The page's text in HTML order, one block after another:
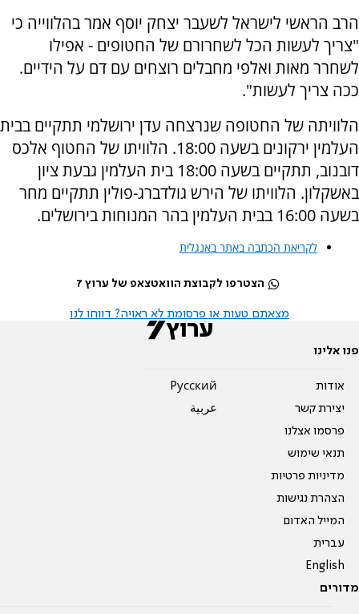
הרב הראשי לישראל לשעבר יצחק יוסף אמר בהלווייה כי
"צריך לעשות הכל לשחרורם של החטופים - אפילו
לשחרר מאות ואלפי מחבלים רוצחים עם דם על הידיים.
ככה צריך לעשות".
הלוויתה של החטופה שנרצחה עדן ירושלמי תתקיים בבית
העלמין ירקונים בשעה 18:00. הלוויתו של החטוף אלכס
דובנוב, תתקיים בשעה 18:00 בית העלמין גבעת ציון
באשקלון. הלוויתו של הירש גולדברג-פולין תתקיים מחר
בשעה 16:00 בבית העלמין בהר המנוחות בירושלים.
לקריאת הכתבה באתר באנגלית
הצטרפו לקבוצת הוואטצאפ של ערוץ 7
מצאתם טעות או פרסומת לא ראויה? דווחו לנו
פנו אלינו
אודות
יצירת קשר
פרסמו אצלנו
תנאי שימוש
מדיניות פרטיות
הצהרת נגישות
המייל האדום
עברית
English
Pусский
عربية
מדורים